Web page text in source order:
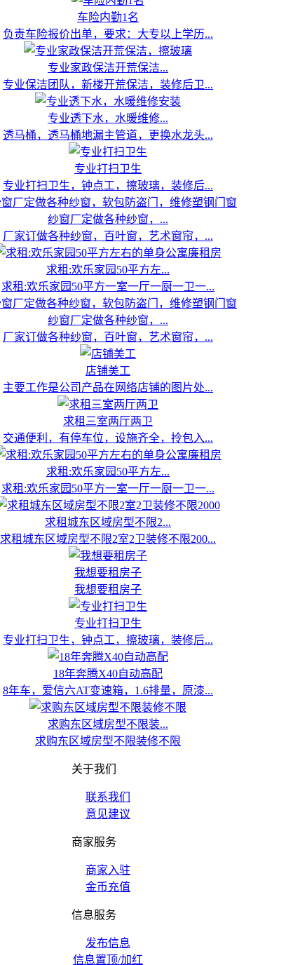
车险内勤1名
负责车险报价出单，要求：大专以上学历...
专业家政保洁开荒保洁...
专业保洁团队，新楼开荒保洁，装修后卫...
专业透下水，水暖维修...
透马桶，透马桶地漏主管道，更换水龙头...
专业打扫卫生
专业打扫卫生，钟点工，擦玻璃，装修后...
纱窗厂定做各种纱窗，...
厂家订做各种纱窗，百叶窗，艺术窗帘，...
求租:欢乐家园50平方左...
求租:欢乐家园50平方一室一厅一厨一卫一...
纱窗厂定做各种纱窗，...
厂家订做各种纱窗，百叶窗，艺术窗帘，...
店铺美工
主要工作是公司产品在网络店铺的图片处...
求租三室两厅两卫
交通便利，有停车位，设施齐全，拎包入...
求租:欢乐家园50平方左...
求租:欢乐家园50平方一室一厅一厨一卫一...
求租城东区域房型不限2...
求租城东区域房型不限2室2卫装修不限200...
我想要租房子
我想要租房子
专业打扫卫生
专业打扫卫生，钟点工，擦玻璃，装修后...
18年奔腾X40自动高配
8年车，爱信六AT变速箱，1.6排量，原漆...
求购东区域房型不限装...
求购东区域房型不限装修不限
关于我们
联系我们
意见建议
商家服务
商家入驻
金币充值
信息服务
发布信息
信息置顶/加红